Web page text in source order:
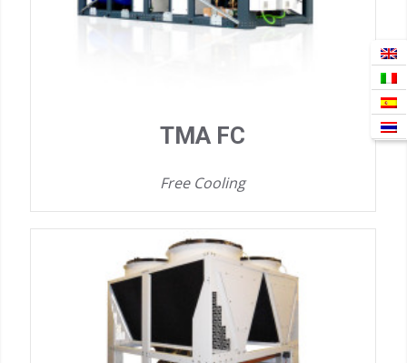
TMA FC
Free Cooling